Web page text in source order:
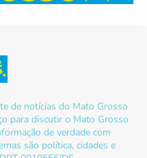
de notícias do Mato Grosso
para discutir o Mato Grosso
de verdade com
são política, cidades e